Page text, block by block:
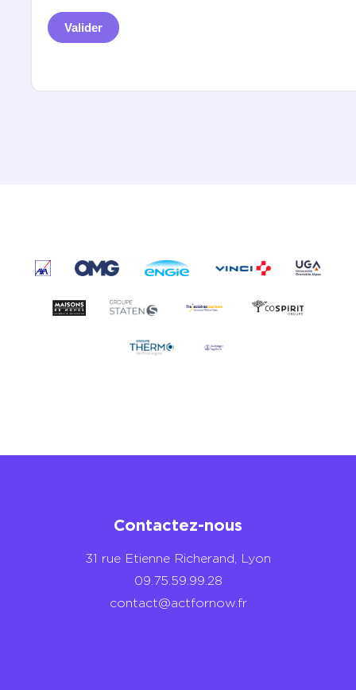
Contactez-nous
31 rue Etienne Richerand, Lyon
09.75.59.99.28
contact@actfornow.fr